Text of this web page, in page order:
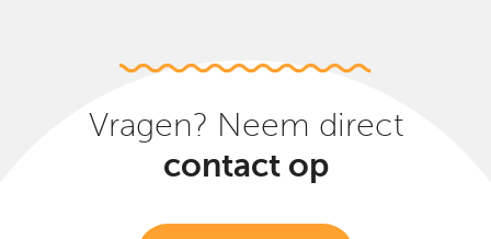
Vragen? Neem direct
contact op